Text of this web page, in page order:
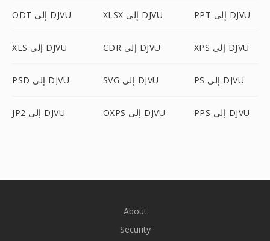
ODT إلى DJVU XLSX إلى DJVU PPT إلى DJVU
XLS إلى DJVU CDR إلى DJVU XPS إلى DJVU
PSD إلى DJVU SVG إلى DJVU PS إلى DJVU
JP2 إلى DJVU OXPS إلى DJVU PPS إلى DJVU
About
Security